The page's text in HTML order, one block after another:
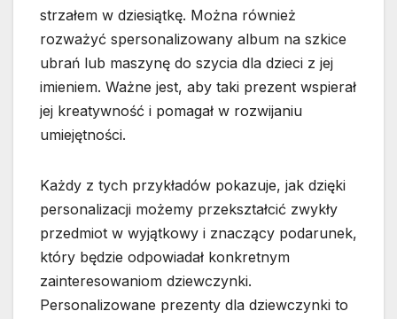
strzałem w dziesiątkę. Można również
rozważyć spersonalizowany album na szkice
ubrań lub maszynę do szycia dla dzieci z jej
imieniem. Ważne jest, aby taki prezent wspierał
jej kreatywność i pomagał w rozwijaniu
umiejętności.
Każdy z tych przykładów pokazuje, jak dzięki
personalizacji możemy przekształcić zwykły
przedmiot w wyjątkowy i znaczący podarunek,
który będzie odpowiadał konkretnym
zainteresowaniom dziewczynki.
Personalizowane prezenty dla dziewczynki to